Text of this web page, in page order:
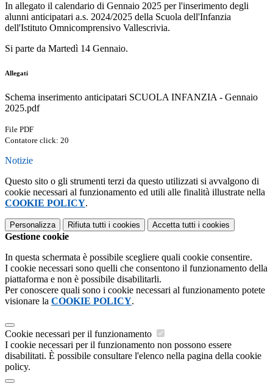
In allegato il calendario di Gennaio 2025 per l'inserimento degli
alunni anticipatari a.s. 2024/2025 della Scuola dell'Infanzia
dell'Istituto Omnicomprensivo Vallescrivia.
Si parte da Martedì 14 Gennaio.
Allegati
Schema inserimento anticipatari SCUOLA INFANZIA - Gennaio
2025.pdf
File PDF
Contatore click: 20
Notizie
Questo sito o gli strumenti terzi da questo utilizzati si avvalgono di
cookie necessari al funzionamento ed utili alle finalità illustrate nella
COOKIE POLICY.
Personalizza Rifiuta tutti i cookies Accetta tutti i cookies
Gestione cookie
In questa schermata è possibile scegliere quali cookie consentire.
I cookie necessari sono quelli che consentono il funzionamento della
piattaforma e non è possibile disabilitarli.
Per conoscere quali sono i cookie necessari al funzionamento potete
visionare la COOKIE POLICY.
Cookie necessari per il funzionamento
I cookie necessari per il funzionamento non possono essere
disabilitati. È possibile consultare l'elenco nella pagina della cookie
policy.